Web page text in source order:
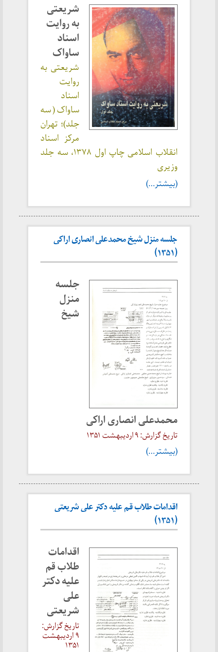
شریعتی
به روایت
اسناد
ساواک
شریعتی به
روایت
اسناد
ساواک ( سه
جلد)؛ تهران
مرکز اسناد
انقلاب اسلامی چاپ اول ۱۳۷۸، سه جلد
وزیری
(بیشتر…)
جلسه منزل شیخ محمدعلی انصاری اراکی
(۱۳۵۱)
جلسه
منزل
شیخ
محمدعلی انصاری اراکی
تاریخ گزارش: ۹ اردیبهشت ۱۳۵۱
(بیشتر…)
اقدامات طلاب قم علیه دکتر علی شریعتی
(۱۳۵۱)
اقدامات
طلاب قم
علیه دکتر
علی
شریعتی
تاریخ گزارش:
۹ اردیبهشت
۱۳۵۱